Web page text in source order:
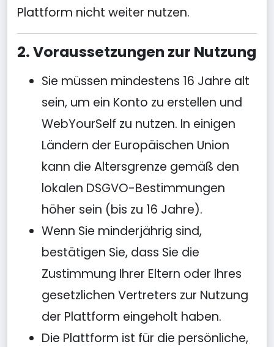
Plattform nicht weiter nutzen.
2. Voraussetzungen zur Nutzung
Sie müssen mindestens 16 Jahre alt
sein, um ein Konto zu erstellen und
WebYourSelf zu nutzen. In einigen
Ländern der Europäischen Union
kann die Altersgrenze gemäß den
lokalen DSGVO-Bestimmungen
höher sein (bis zu 16 Jahre).
Wenn Sie minderjährig sind,
bestätigen Sie, dass Sie die
Zustimmung Ihrer Eltern oder Ihres
gesetzlichen Vertreters zur Nutzung
der Plattform eingeholt haben.
Die Plattform ist für die persönliche,